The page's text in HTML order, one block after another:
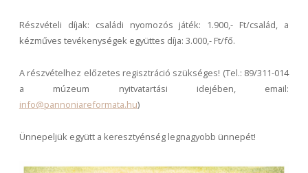
Részvételi díjak: családi nyomozós játék: 1.900,- Ft/család, a
kézműves tevékenységek együttes díja: 3.000,- Ft/fő.
A részvételhez előzetes regisztráció szükséges! (Tel.: 89/311-014
a múzeum nyitvatartási idejében, email:
info@pannoniareformata.hu)
Ünnepeljük együtt a keresztyénség legnagyobb ünnepét!